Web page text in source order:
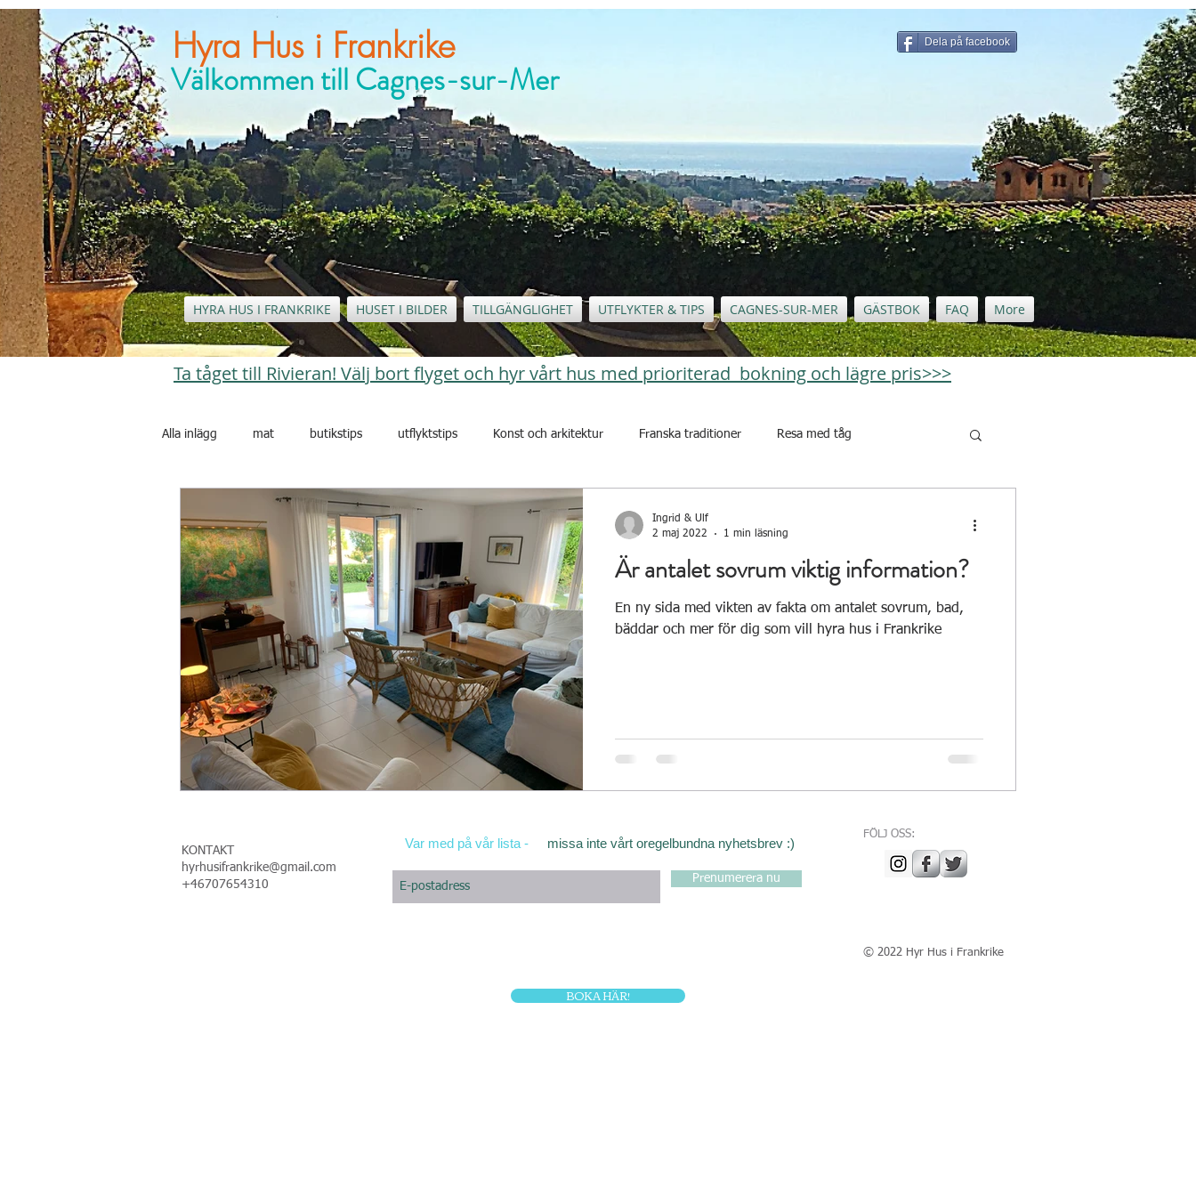
Hyra Hus i Frankrike
HYRA HUS I FRANKRIKE HUSET I BILDER TILLGÄNGLIGHET UTFLYKTER & TIPS CAGNES-SUR-MER GÄSTBOK FAQ More
Välkommen till Cagnes-sur-Mer
Dela på facebook
Ta tåget till Rivieran! Välj bort flyget och hyr vårt hus med prioriterad bokning och lägre pris>>>
Alla inlägg mat butikstips utflyktstips Konst och arkitektur Franska traditioner Resa med tåg
Hus och boendeinformation
Är antalet sovrum viktig information?
En ny sida med vikten av fakta om antalet sovrum, bad,
bäddar och mer för dig som vill hyra hus i Frankrike
Ingrid & Ulf
2 maj 2022
1 min läsning
KONTAKT
hyrhusifrankrike@gmail.com
+46707654310
Var med på vår lista - missa inte vårt oregelbundna nyhetsbrev :)
Prenumerera nu
FÖLJ OSS:
© 2022 Hyr Hus i Frankrike
BOKA HÄR!